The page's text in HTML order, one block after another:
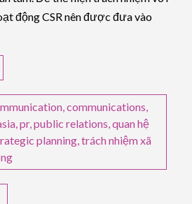
động CSR nên được đưa vào
,communications,
,pr,public relations,quan hệ
planning,trách nhiệm xã